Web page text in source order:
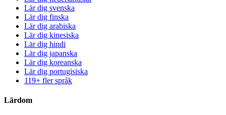
Lär dig svenska
Lär dig finska
Lär dig arabiska
Lär dig kinesiska
Lär dig hindi
Lär dig japanska
Lär dig koreanska
Lär dig portugisiska
119+ fler språk
Lärdom